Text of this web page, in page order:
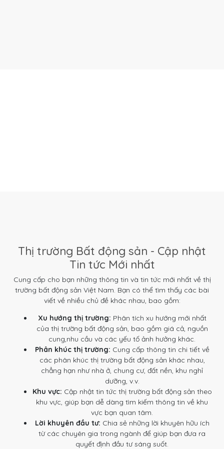
Thị trường Bất động sản - Cập nhật
Tin tức Mới nhất
Cung cấp cho bạn những thông tin và tin tức mới nhất về thị
trường bất động sản Việt Nam. Bạn có thể tìm thấy các bài
viết về nhiều chủ đề khác nhau, bao gồm:
Xu hướng thị trường: Phân tích xu hướng mới nhất
của thị trường bất động sản, bao gồm giá cả, nguồn
cung,nhu cầu và các yếu tố ảnh hưởng khác.
Phân khúc thị trường: Cung cấp thông tin chi tiết về
các phân khúc thị trường bất động sản khác nhau,
chẳng hạn như nhà ở, chung cư, đất nền, khu nghỉ
dưỡng, v.v.
Khu vực: Cập nhật tin tức thị trường bất động sản theo
khu vực, giúp bạn dễ dàng tìm kiếm thông tin về khu
vực bạn quan tâm.
Lời khuyên đầu tư: Chia sẻ những lời khuyên hữu ích
từ các chuyên gia trong ngành để giúp bạn đưa ra
quyết định đầu tư sáng suốt.